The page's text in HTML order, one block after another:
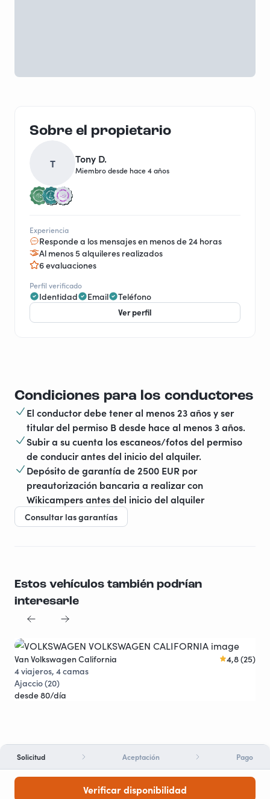
Sobre el propietario
T Tony D.
Miembro desde hace 4 años
Experiencia
Responde a los mensajes en menos de 24 horas
Al menos 5 alquileres realizados
6 evaluaciones
Perfil verificado
Identidad Email Teléfono
Ver perfil
Condiciones para los conductores
El conductor debe tener al menos 23 años y ser
titular del permiso B desde hace al menos 3 años.
Subir a su cuenta los escaneos/fotos del permiso
de conducir antes del inicio del alquiler.
Depósito de garantía de 2500 EUR por
preautorización bancaria a realizar con
Wikicampers antes del inicio del alquiler
Consultar las garantías
Estos vehículos también podrían
interesarle
Descuentos
Van Volkswagen California
4,8 (25)
4 viajeros, 4 camas
Ajaccio (20)
desde 80/día
Solicitud Aceptación Pago
Verificar disponibilidad